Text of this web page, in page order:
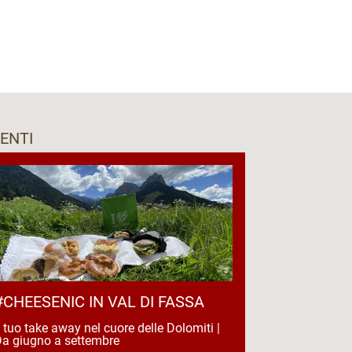
IN VAL DI FASSA
Il tuo take away nel cuore delle Dolomiti |
giugno a settembre